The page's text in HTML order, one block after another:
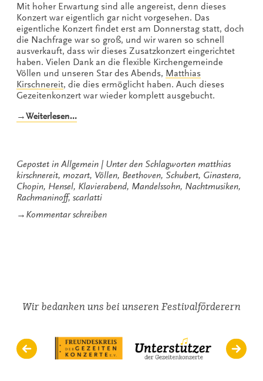
Mit hoher Erwartung sind alle angereist, denn dieses
Konzert war eigentlich gar nicht vorgesehen. Das
eigentliche Konzert findet erst am Donnerstag statt, doch
die Nachfrage war so groß, und wir waren so schnell
ausverkauft, dass wir dieses Zusatzkonzert eingerichtet
haben. Vielen Dank an die flexible Kirchengemeinde
Völlen und unseren Star des Abends, Matthias
Kirschnereit, die dies ermöglicht haben. Auch dieses
Gezeitenkonzert war wieder komplett ausgebucht.
→Weiterlesen…„Atemlos
Gepostet in Allgemein Unter den Schlagworten matthias
kirschnereit, mozart, Völlen, Beethoven, Schubert, Ginastera,
Chopin, Hensel, Klavierabend, Mandelssohn, Nachtmusiken,
Rachmaninoff, scarlatti
→ Kommentar schreibenzu
Wir bedanken uns bei unseren Festivalförderern